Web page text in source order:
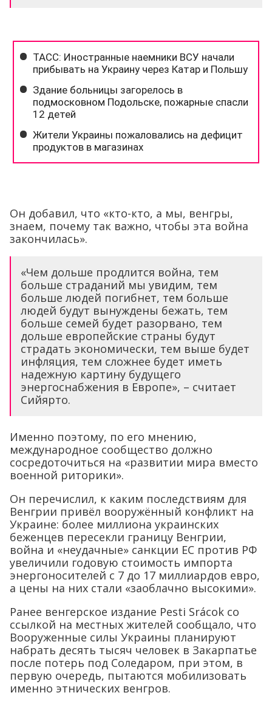
Он добавил, что «кто-кто, а мы, венгры,
знаем, почему так важно, чтобы эта война
закончилась».
«Чем дольше продлится война, тем
больше страданий мы увидим, тем
больше людей погибнет, тем больше
людей будут вынуждены бежать, тем
больше семей будет разорвано, тем
дольше европейские страны будут
страдать экономически, тем выше будет
инфляция, тем сложнее будет иметь
надежную картину будущего
энергоснабжения в Европе», – считает
Сийярто.
Именно поэтому, по его мнению,
международное сообщество должно
сосредоточиться на «развитии мира вместо
военной риторики».
Он перечислил, к каким последствиям для
Венгрии привёл вооружённый конфликт на
Украине: более миллиона украинских
беженцев пересекли границу Венгрии,
война и «неудачные» санкции ЕС против РФ
увеличили годовую стоимость импорта
энергоносителей с 7 до 17 миллиардов евро,
а цены на них стали «заоблачно высокими».
Ранее венгерское издание Pesti Srácok со
ссылкой на местных жителей сообщало, что
Вооруженные силы Украины планируют
набрать десять тысяч человек в Закарпатье
после потерь под Соледаром, при этом, в
первую очередь, пытаются мобилизовать
именно этнических венгров.